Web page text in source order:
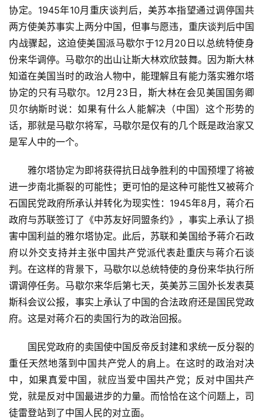
协定。1945年10月重庆谈判后，美苏本指望通过调停国共
两方使美苏事实上两分中国，但事与愿违，重庆谈判后中国
内战骤起，这迫使美国派马歇尔于12月20日以总统特使身
份来华调停。马歇尔的出山让斯大林欢欣鼓舞。因为斯大林
知道在美国当时的政治人物中，能理解且有能力落实雅尔塔
协定的只有马歇尔。12月23日，斯大林在会见美国国务卿
贝尔纳斯时说：如果有什么人能解决（中国）这个形势的
话，那就是马歇尔将军，马歇尔是仅有的几个既是政治家又
是军人中的一个。
雅尔塔协定为即将获得抗日战争胜利的中国预埋了将被
进一步南北撕裂的可能性；更可怕的是这种可能性又被蒋介
石国民党政府所承认并转化为现实性：1945年8月，蒋介石
政府与苏联签订了《中苏友好同盟条约》，事实上承认了损
害中国利益的雅尔塔协定。此后，苏联和美国给予蒋介石政
府以外交支持并主张中国共产党派代表赴重庆与蒋介石谈
判。在这样的背景下，马歇尔以总统特使的身份来华执行所
谓调停任务。马歇尔来华后第七天，英美苏三国外长发表莫
斯科会议公报，事实上承认了中国的合法政府还是国民党政
府。这是对蒋介石的卖国行为的政治回报。
国民党政府的卖国使中国反帝反封建和求统一反分裂的
重任天然地落到中国共产党人的肩上。在这时的政治对决
中，如果真爱中国，就应当爱中国共产党；反对中国共产
党，就是反对中国最进步的力量。而恰恰在这个问题上，司
徒雷登站到了中国人民的对立面。